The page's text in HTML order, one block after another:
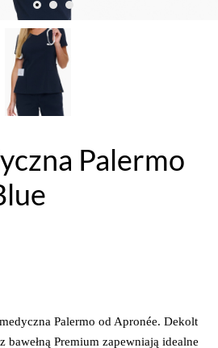
Palermo
Palermo od Apronée. Dekolt
Premium zapewniają idealne